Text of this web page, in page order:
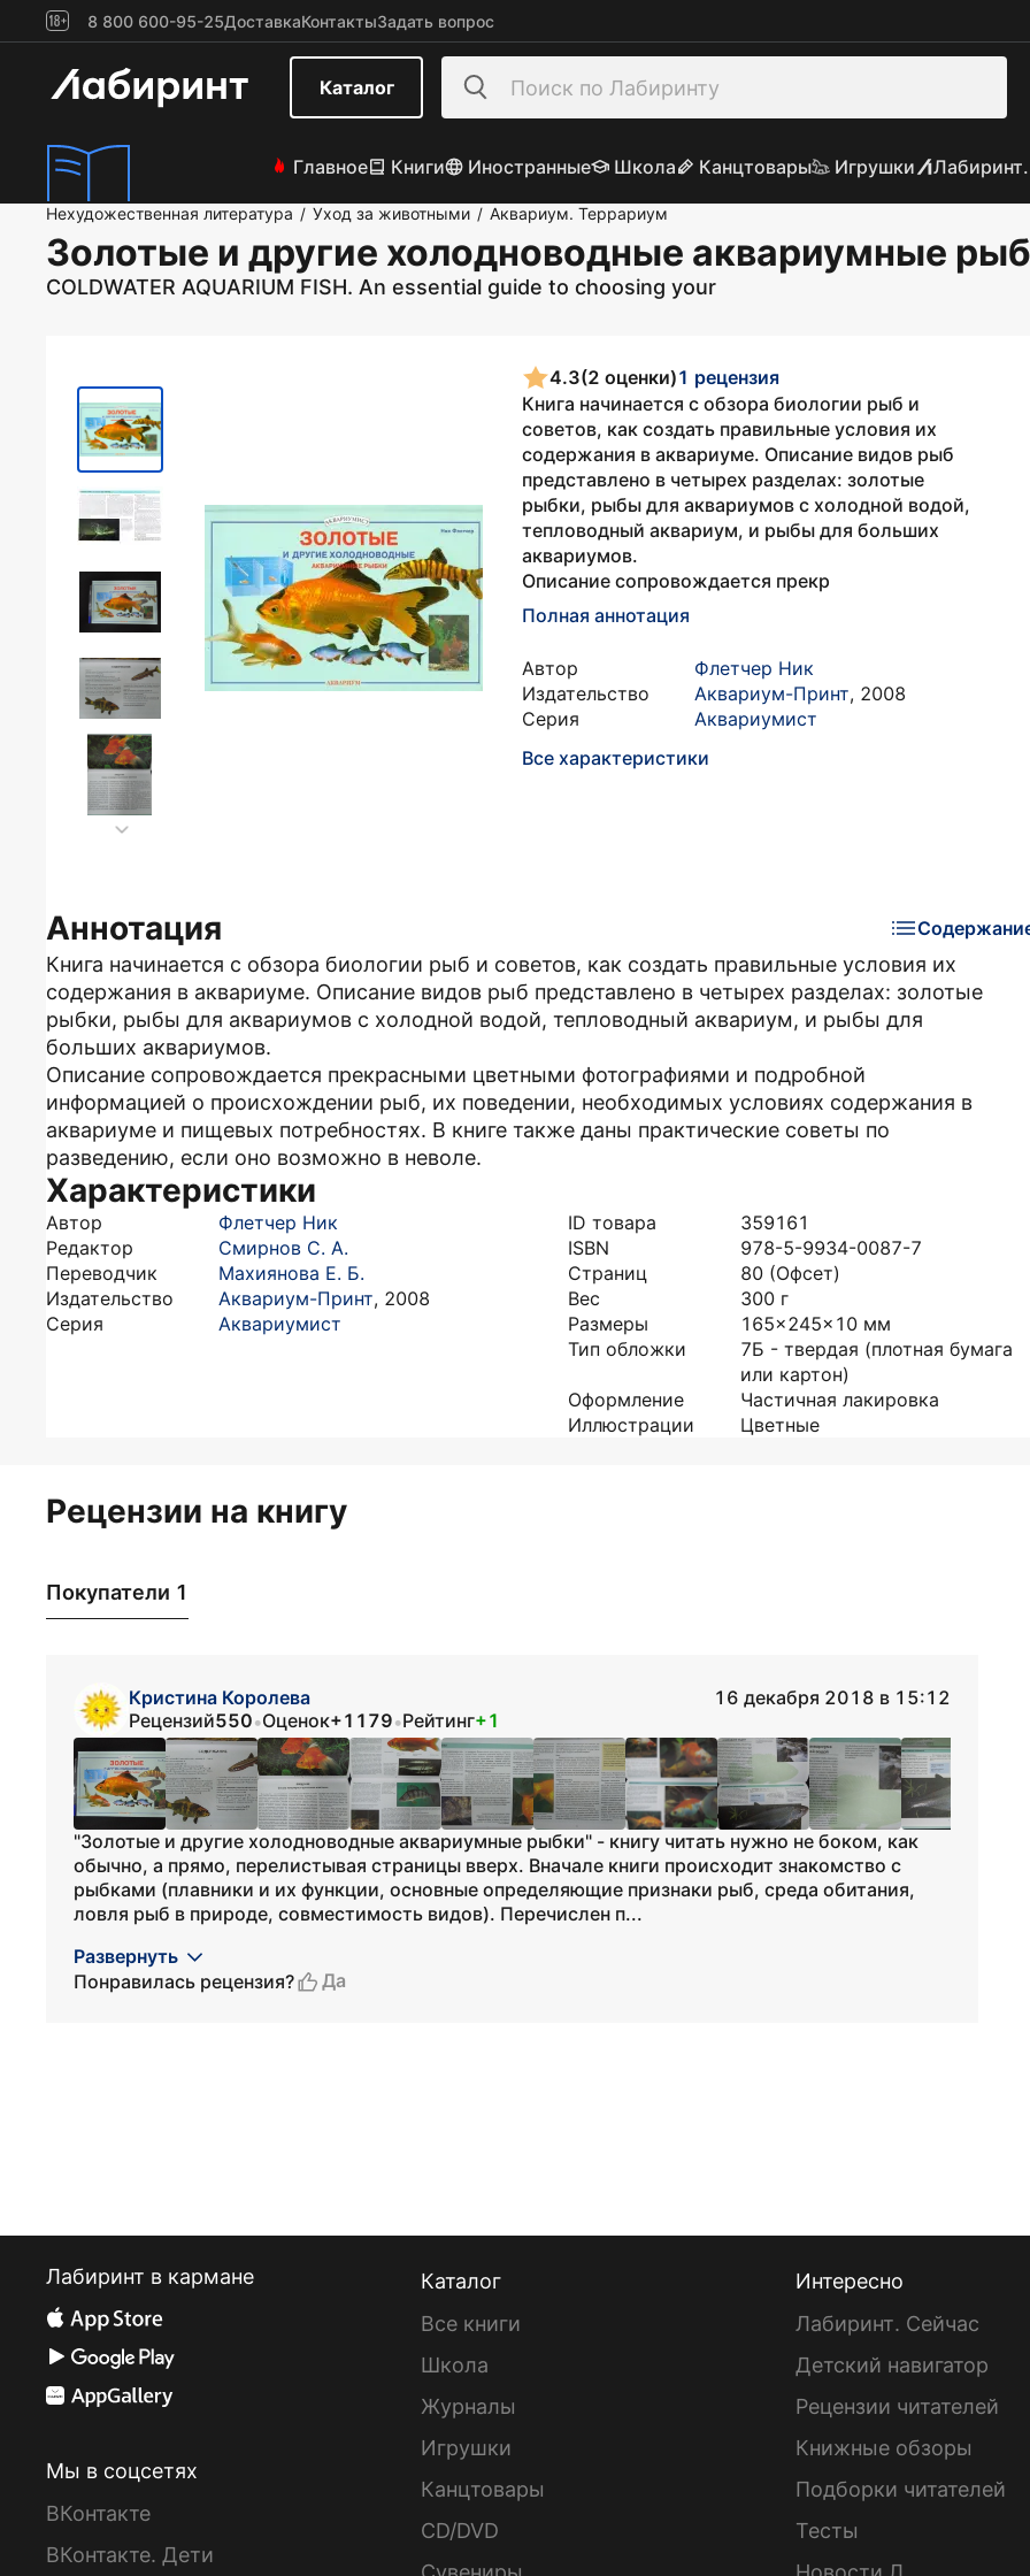
8 800 600-95-25ДоставкаКонтактыЗадать вопрос
Каталог
Главное Книги Иностранные Школа Канцтовары Игрушки
Нехудожественная литература / Уход за животными / Аквариум. Террариум
Золотые и другие холодноводные аквариумные
COLDWATER AQUARIUM FISH. An essential guide to choosing your
4.3(2 оценки)1 рецензия
Книга начинается с обзора биологии рыб и
советов, как создать правильные условия их
содержания в аквариуме. Описание видов рыб
представлено в четырех разделах: золотые
рыбки, рыбы для аквариумов с холодной водой,
тепловодный аквариум, и рыбы для больших
аквариумов.
Описание сопровождается прекр
Полная аннотация
Автор
Флетчер Ник
Издательство
Аквариум-Принт, 2008
Серия
Аквариумист
Все характеристики
Аннотация
Книга начинается с обзора биологии рыб и советов, как создать правильные условия их
содержания в аквариуме. Описание видов рыб представлено в четырех разделах: золотые
рыбки, рыбы для аквариумов с холодной водой, тепловодный аквариум, и рыбы для
больших аквариумов.
Описание сопровождается прекрасными цветными фотографиями и подробной
информацией о происхождении рыб, их поведении, необходимых условиях содержания в
аквариуме и пищевых потребностях. В книге также даны практические советы по
разведению, если оно возможно в неволе.
Характеристики
Автор
Флетчер Ник
Редактор
Смирнов С. А.
Переводчик
Махиянова Е. Б.
Издательство
Аквариум-Принт, 2008
Серия
Аквариумист
ID товара
359161
ISBN
978-5-9934-0087-7
Страниц
80 (Офсет)
Вес
300 г
Размеры
165x245x10 мм
Тип обложки
7Б - твердая (плотная бумага
или картон)
Оформление
Частичная лакировка
Иллюстрации
Цветные
Рецензии на книгу
Покупатели 1
Кристина Королева
16 декабря 2018 в 15:12
Рецензий550•Оценок+1179•Рейтинг+1
"Золотые и другие холодноводные аквариумные рыбки" - книгу читать нужно не боком, как
обычно, а прямо, перелистывая страницы вверх. Вначале книги происходит знакомство с
рыбками (плавники и их функции, основные определяющие признаки рыб, среда обитания,
ловля рыб в природе, совместимость видов). Перечислен п...
Развернуть
Понравилась рецензия?
Да
Лабиринт в кармане
Мы в соцсетях
ВКонтакте
ВКонтакте. Дети
Каталог
Все книги
Школа
Журналы
Игрушки
Канцтовары
CD/DVD
Интересно
Лабиринт. Сейчас
Детский навигатор
Рецензии читателей
Книжные обзоры
Подборки читателей
Тесты